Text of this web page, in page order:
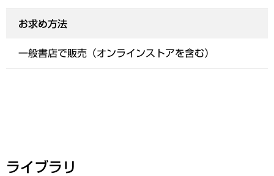
お求め方法
一般書店で販売（オンラインストアを含む）
ライブラリ